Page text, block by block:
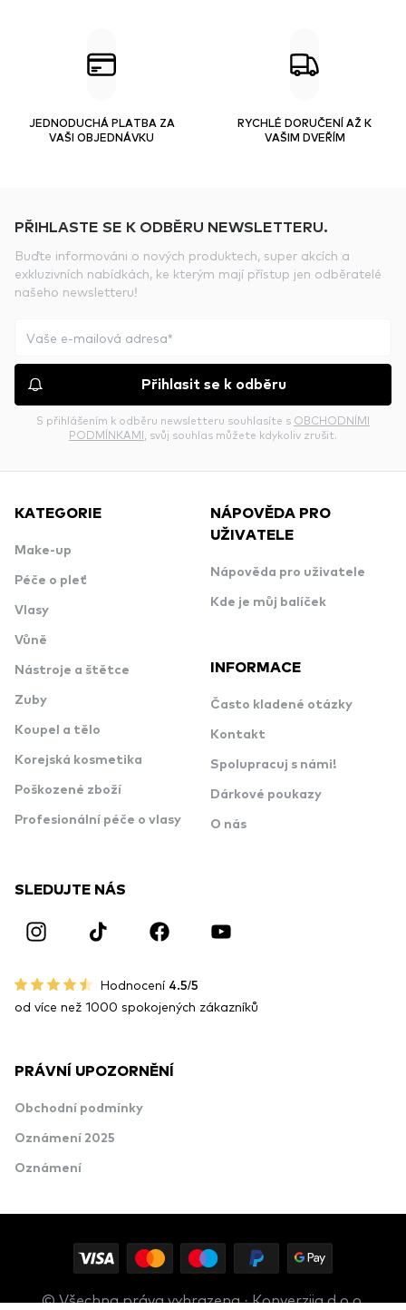
JEDNODUCHÁ PLATBA ZA
VAŠI OBJEDNÁVKU
RYCHLÉ DORUČENÍ AŽ K
VAŠIM DVEŘÍM
PŘIHLASTE SE K ODBĚRU NEWSLETTERU.
Buďte informováni o nových produktech, super akcích a
exkluzivních nabídkách, ke kterým mají přístup jen odběratelé
našeho newsletteru!
Přihlasit se k odběru
S přihlášením k odběru newsletteru souhlasíte s OBCHODNÍMI
PODMÍNKAMI , svůj souhlas můžete kdykoliv zrušit.
KATEGORIE
Make-up
Péče o pleť
Vlasy
Vůně
Nástroje a štětce
Zuby
Koupel a tělo
Korejská kosmetika
Poškozené zboží
Profesionální péče o vlasy
NÁPOVĚDA PRO
UŽIVATELE
Nápověda pro uživatele
Kde je můj balíček
INFORMACE
Často kladené otázky
Kontakt
Spolupracuj s námi!
Dárkové poukazy
O nás
SLEDUJTE NÁS
Hodnocení 4.5/5
od více než 1000 spokojených zákazníků
PRÁVNÍ UPOZORNĚNÍ
Obchodní podmínky
Oznámení 2025
Oznámení
© Všechna práva vyhrazena · Konverzija d.o.o.